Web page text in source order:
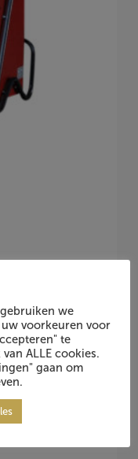
we
voorkeuren voor
te
ALLE cookies.
gaan om